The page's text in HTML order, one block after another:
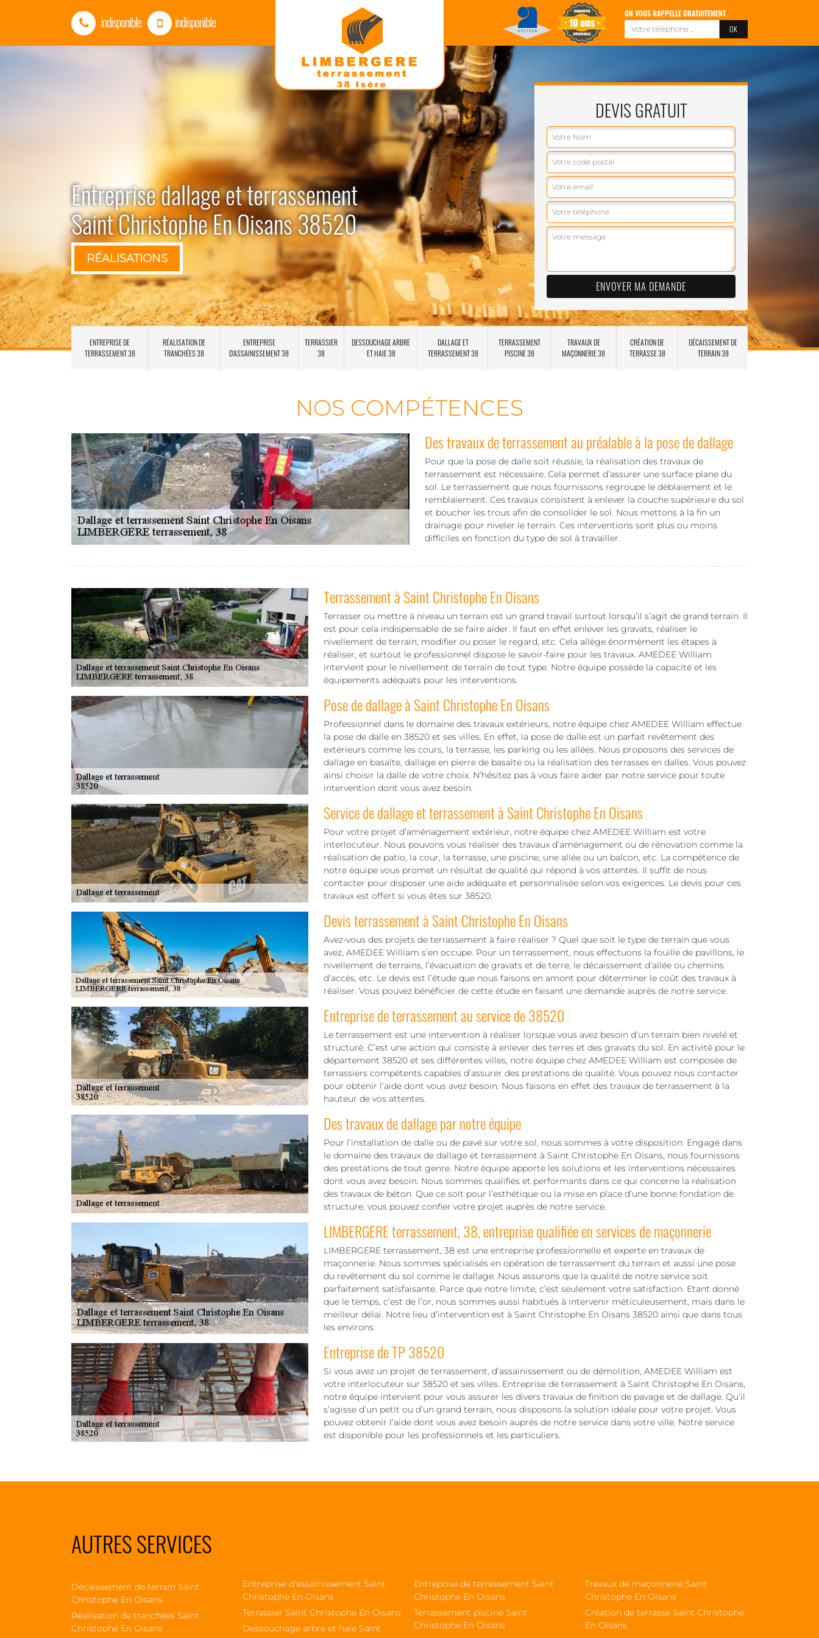
indisponible indisponible ON VOUS RAPPELLE GRATUITEMENT
Entreprise dallage et terrassement
Saint Christophe En Oisans 38520
RÉALISATIONS
DEVIS GRATUIT
ENTREPRISE DE
TERRASSEMENT 38
RÉALISATION DE
TRANCHÉES 38
ENTREPRISE
D'ASSAINISSEMENT 38
TERRASSIER
38
DESSOUCHAGE ARBRE
ET HAIE 38
DALLAGE ET
TERRASSEMENT 38
TERRASSEMENT
PISCINE 38
TRAVAUX DE
MAÇONNERIE 38
CRÉATION DE
TERRASSE 38
DÉCAISSEMENT DE
TERRAIN 38
NOS COMPÉTENCES
Des travaux de terrassement au préalable à la pose de dallage
Pour que la pose de dalle soit réussie, la réalisation des travaux de
terrassement est nécessaire. Cela permet d’assurer une surface plane du
sol. Le terrassement que nous fournissons regroupe le déblaiement et le
remblaiement. Ces travaux consistent à enlever la couche supérieure du sol
et boucher les trous afin de consolider le sol. Nous mettons à la fin un
drainage pour niveler le terrain. Ces interventions sont plus ou moins
difficiles en fonction du type de sol à travailler.
Terrassement à Saint Christophe En Oisans
Terrasser ou mettre à niveau un terrain est un grand travail surtout lorsqu’il s’agit de grand terrain. Il
est pour cela indispensable de se faire aider. Il faut en effet enlever les gravats, réaliser le
nivellement de terrain, modifier ou poser le regard, etc. Cela allège énormément les étapes à
réaliser, et surtout le professionnel dispose le savoir-faire pour les travaux. AMEDEE William
intervient pour le nivellement de terrain de tout type. Notre équipe possède la capacité et les
équipements adéquats pour les interventions.
Pose de dallage à Saint Christophe En Oisans
Professionnel dans le domaine des travaux extérieurs, notre équipe chez AMEDEE William effectue
la pose de dalle en 38520 et ses villes. En effet, la pose de dalle est un parfait revêtement des
extérieurs comme les cours, la terrasse, les parking ou les allées. Nous proposons des services de
dallage en basalte, dallage en pierre de basalte ou la réalisation des terrasses en dalles. Vous pouvez
ainsi choisir la dalle de votre choix. N’hésitez pas à vous faire aider par notre service pour toute
intervention dont vous avez besoin.
Service de dallage et terrassement à Saint Christophe En Oisans
Pour votre projet d’aménagement extérieur, notre équipe chez AMEDEE William est votre
interlocuteur. Nous pouvons vous réaliser des travaux d’aménagement ou de rénovation comme la
réalisation de patio, la cour, la terrasse, une piscine, une allée ou un balcon, etc. La compétence de
notre équipe vous promet un résultat de qualité qui répond à vos attentes. Il suffit de nous
contacter pour disposer une aide adéquate et personnalisée selon vos exigences. Le devis pour ces
travaux est offert si vous êtes sur 38520.
Devis terrassement à Saint Christophe En Oisans
Avez-vous des projets de terrassement à faire réaliser ? Quel que soit le type de terrain que vous
avez, AMEDEE William s’en occupe. Pour un terrassement, nous effectuons la fouille de pavillons, le
nivellement de terrains, l’évacuation de gravats et de terre, le décaissement d’allée ou chemins
d’accès, etc. Le devis est l’étude que nous faisons en amont pour déterminer le coût des travaux à
réaliser. Vous pouvez bénéficier de cette étude en faisant une demande auprès de notre service.
Entreprise de terrassement au service de 38520
Le terrassement est une intervention à réaliser lorsque vous avez besoin d’un terrain bien nivelé et
structuré. C’est une action qui consiste à enlever des terres et des gravats du sol. En activité pour le
département 38520 et ses différentes villes, notre équipe chez AMEDEE William est composée de
terrassiers compétents capables d’assurer des prestations de qualité. Vous pouvez nous contacter
pour obtenir l’aide dont vous avez besoin. Nous faisons en effet des travaux de terrassement à la
hauteur de vos attentes.
Des travaux de dallage par notre équipe
Pour l’installation de dalle ou de pavé sur votre sol, nous sommes à votre disposition. Engagé dans
le domaine des travaux de dallage et terrassement à Saint Christophe En Oisans, nous fournissons
des prestations de tout genre. Notre équipe apporte les solutions et les interventions nécessaires
dont vous avez besoin. Nous sommes qualifiés et performants dans ce qui concerne la réalisation
des travaux de béton. Que ce soit pour l’esthétique ou la mise en place d’une bonne fondation de
structure, vous pouvez confier votre projet auprès de notre service.
LIMBERGERE terrassement, 38, entreprise qualifiée en services de maçonnerie
LIMBERGERE terrassement, 38 est une entreprise professionnelle et experte en travaux de
maçonnerie. Nous sommes spécialisés en opération de terrassement du terrain et aussi une pose
du revêtement du sol comme le dallage. Nous assurons que la qualité de notre service soit
parfaitement satisfaisante. Parce que notre limite, c’est seulement votre satisfaction. Etant donné
que le temps, c’est de l’or, nous sommes aussi habitués à intervenir méticuleusement, mais dans le
meilleur délai. Notre lieu d’intervention est à Saint Christophe En Oisans 38520 ainsi que dans tous
les environs.
Entreprise de TP 38520
Si vous avez un projet de terrassement, d’assainissement ou de démolition, AMEDEE William est
votre interlocuteur sur 38520 et ses villes. Entreprise de terrassement à Saint Christophe En Oisans,
notre équipe intervient pour vous assurer les divers travaux de finition de pavage et de dallage. Qu’il
s’agisse d’un petit ou d’un grand terrain, nous disposons la solution idéale pour votre projet. Vous
pouvez obtenir l’aide dont vous avez besoin auprès de notre service dans votre ville. Notre service
est disponible pour les professionnels et les particuliers.
AUTRES SERVICES
Décaissement de terrain Saint
Christophe En Oisans
Réalisation de tranchées Saint
Christophe En Oisans
Entreprise d'assainissement Saint
Christophe En Oisans
Terrassier Saint Christophe En Oisans
Dessouchage arbre et haie Saint
Entreprise de terrassement Saint
Christophe En Oisans
Terrassement piscine Saint
Christophe En Oisans
Travaux de maçonnerie Saint
Christophe En Oisans
Création de terrasse Saint Christophe
En Oisans